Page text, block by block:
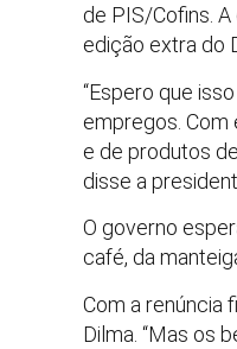
de PIS/Cofins.
edição extra do
“Espero que
empregos. Com
e de produtos
disse a
O governo
café, da
Com a renúncia
Dilma. “Mas os